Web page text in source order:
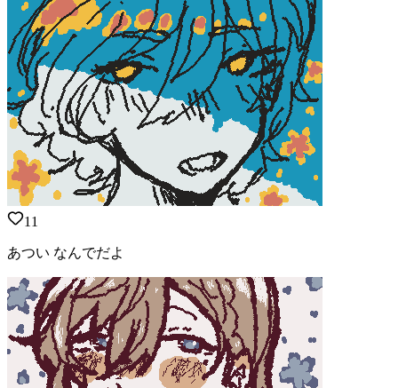
11
あつい なんでだよ